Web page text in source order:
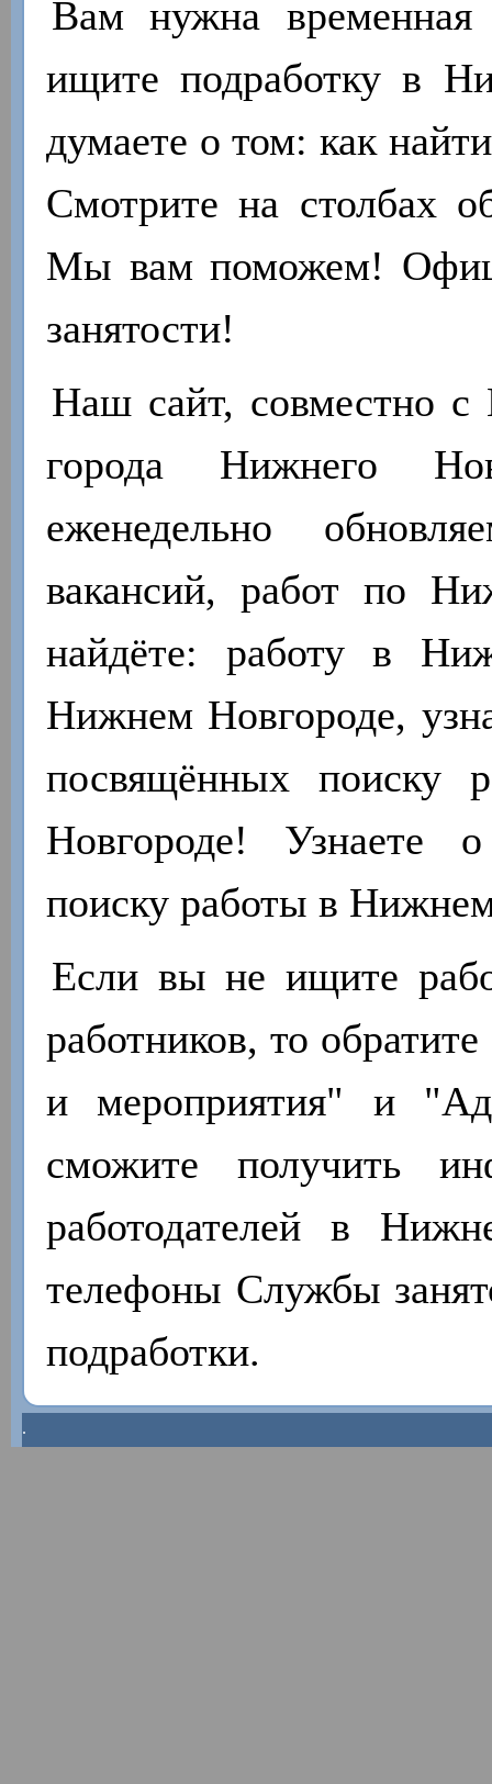
Вам нужна временная
ищите подработку в
думаете о том: как
Смотрите на столбах
Мы вам поможем!
занятости!
Наш сайт, совместно с
города Нижнего
еженедельно
вакансий, работ по
найдёте: работу в
Нижнем Новгороде,
посвящённых поиску
Новгороде! Узнаете
поиску работы в
Если вы не ищите
работников, то
и мероприятия" и
сможите получить
работодателей в
телефоны Службы
подработки.
.